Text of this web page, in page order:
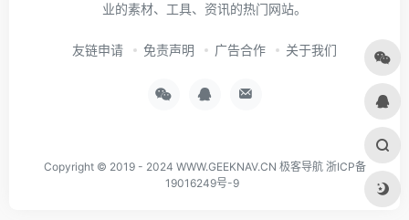
业的素材、工具、资讯的热门网站。
友链申请 免责声明 广告合作 关于我们
Copyright © 2019 - 2024 WWW.GEEKNAV.CN 极客导航 浙ICP备
19016249号-9